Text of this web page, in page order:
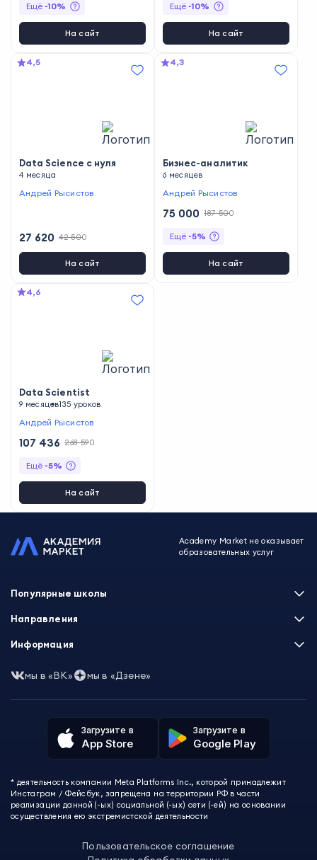
Владимир Горюнов
аранов,Екатерина Трофимов
Алек Леков,Елена Марты
нова
Ещё -10%
На сайт
ов,Михаил Баранов
на Трофимова,Алек Леков,Е
лена Мартынова
Ещё -10%
На сайт
4,5
Data Science с нуля
4 месяца
Андрей Рысистов
27 620 42 500
На сайт
4,3
Бизнес-аналитик
6 месяцев
Андрей Рысистов
75 000 187 500
Ещё -5%
На сайт
4,6
Data Scientist
9 месяцев135 уроков
Андрей Рысистов
107 436 268 590
Ещё -5%
На сайт
Academy Market не оказывает
образовательных услуг
Загрузите в
App Store
Загрузите в
Google Play
* деятельность компании Meta Platforms Inc., которой принадлежит
Инстаграм / Фейсбук, запрещена на территории РФ в части
реализации данной (-ых) социальной (-ых) сети (-ей) на основании
осуществления ею экстремистской деятельности
Пользовательское соглашение
Популярные школы
Skillbox
XYZ School
Skillfactory
Talentsy
ProductStar
Бруноям
EDPRO
Level One
Направления
Программирование
Маркетинг
Аналитика
Другие профессии
Красота и здоровье
Для детей и подростков
Психология
Информация
Часто задаваемые вопросы
Пользовательское соглашение
Политика обработки данных
Избранные курсы
Акции и скидки
О проекте
Контакты
мы в «ВК» мы в «Дзене»